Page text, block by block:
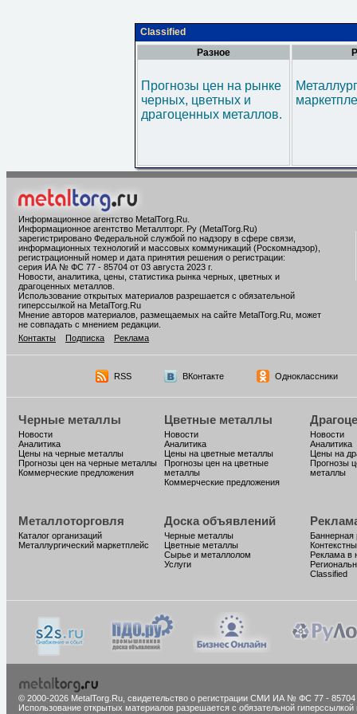
Classified
Разное
Прогнозы цен на рынке
черных, цветных и
драгоценных металлов.
Информационное агентство MetalTorg.Ru
Информационное агентство Металлторг. Ру (MetalTorg.Ru)
зарегистрировано Федеральной службой по надзору в сфере связи,
информационных технологий и массовых коммуникаций (Роскомнадзор),
регистрационный номер и дата принятия решения о регистрации:
серия ИА № ФС 77 - 85704 от 03 августа 2023 г.
Новости, аналитика, цены, статистика рынка черных, цветных и
драгоценных металлов.
Использование открытых материалов разрешается с обязательной
гиперссылкой на MetalTorg.Ru
Мнение авторов материалов, размещаемых на сайте MetalTorg.Ru, может
не совпадать с мнением редакции.
Контакты
Подписка Реклама
RSS ВКонтакте Одноклассники
Черные металлы
Новости
Аналитика
Цены на черные металлы
Прогнозы цен на черные металлы
Коммерческие предложения
Цветные металлы
Новости
Аналитика
Цены на цветные металлы
Прогнозы цен на цветные
металлы
Коммерческие предложения
Новости
Аналитика
Цены на
Прогнозы
металлы
Металлоторговля
Каталог организаций
Металлургический маркетплейс
Доска объявлений
Черные металлы
Цветные металлы
Сырье и металлолом
Услуги
Баннерная
Реклама в
Classified
© 2000-2026 MetalTorg.Ru, cвидетельство о регистрации СМИ ИА № ФС 77 - 85704
Использование открытых материалов разрешается с обязательной гиперссылкой